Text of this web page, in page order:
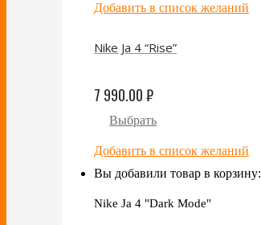
Добавить в список желаний
Nike Ja 4 “Rise”
7 990.00₽
Выбрать
Добавить в список желаний
Вы добавили товар в корзину:
Nike Ja 4 "Dark Mode"